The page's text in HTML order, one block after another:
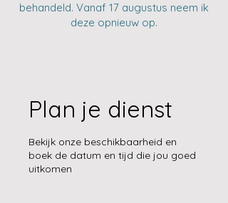
behandeld. Vanaf 17 augustus neem ik
deze opnieuw op.
Plan je dienst
Bekijk onze beschikbaarheid en
boek de datum en tijd die jou goed
uitkomen